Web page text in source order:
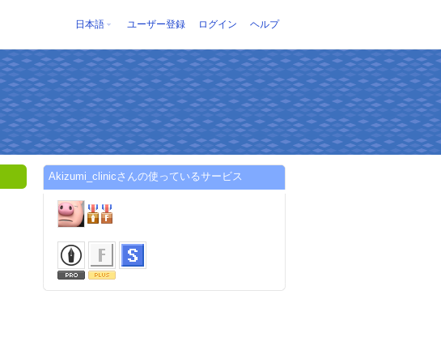
日本語 ユーザー登録 ログイン ヘルプ
Akizumi_clinicさんの使っているサービス